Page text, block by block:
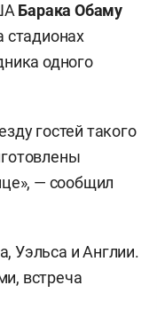
Барака Обаму
стадионах
одного
гостей такого
— сообщил
Уэльса и Англии.
встреча